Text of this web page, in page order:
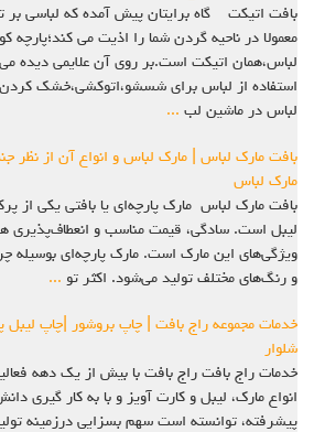
بافت اتیکت گاه برایتان پیش آمده که لباسی بر
معمولا در ناحیه گردن شما را اذیت می
لباس،همان اتیکت است.بر روی آن علایمی دیده
استفاده از لباس برای شسشو،اتوکشی،خشک
لباس در ماشین لب ...
بافت مارک لباس | مارک لباس و انواع آن از نظر
مارک لباس
بافت مارک لباس مارک پارچه‌ای یا بافتی یکی از
لیبل است. سادگی، قیمت مناسب و
ویژگی‌های این مارک است. مارک پارچه‌ای بوسیله
و رنگ‌های مختلف تولید می‌شود. اکثر تو ...
خدمات مجموعه راج بافت | چاپ بروشور |چاپ لیبل
شلوار
خدمات راج بافت راج بافت با بیش از یک دهه
انواع مارک، لیبل و کارت آویز و با به کار گیری
پیشرفته، توانسته است سهم بسزایی درزمینه